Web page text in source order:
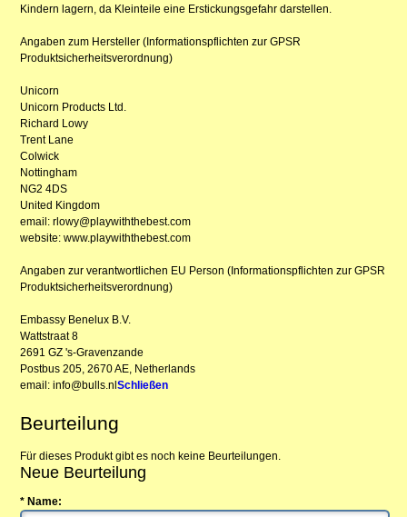
Kindern lagern, da Kleinteile eine Erstickungsgefahr darstellen.
Angaben zum Hersteller (Informationspflichten zur GPSR
Produktsicherheitsverordnung)
Unicorn
Unicorn Products Ltd.
Richard Lowy
Trent Lane
Colwick
Nottingham
NG2 4DS
United Kingdom
email: rlowy@playwiththebest.com
website: www.playwiththebest.com
Angaben zur verantwortlichen EU Person (Informationspflichten zur GPSR
Produktsicherheitsverordnung)
Embassy Benelux B.V.
Wattstraat 8
2691 GZ 's-Gravenzande
Postbus 205, 2670 AE, Netherlands
email: info@bulls.nlSchließen
Beurteilung
Für dieses Produkt gibt es noch keine Beurteilungen.
Neue Beurteilung
* Name: